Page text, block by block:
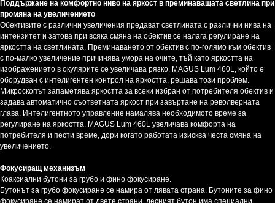
Поддържане на комфортно ниво на яркост в преминаващата светлина при
промяна на увеличението
Обективите с различни увеличения предават светлината с различни нива на
интензитет и затова при всяка смяна на обектив се налага регулиране на
яркостта на светлината. Преминаването от обектив с по-голямо към обектив
с по-малко увеличение причинява умора на очите, тъй като яркостта на
изображението в окулярите се увеличава рязко. MAGUS Lum 460L, който е
оборудван с интелигентен контрол на яркостта, решава този проблем.
Микроскопът запаметява яркостта за всеки избран от потребителя обектив и
задава автоматично съответната яркост при завъртане на револверната
глава. Интелигентното управление намалява необходимото време за
регулиране на яркостта. MAGUS Lum 460L увеличава комфорта на
потребителя и пести време, дори когато работата изисква честа смяна на
увеличението.
Фокусиращ механизъм
Коаксиални бутони за грубо и фино фокусиране.
Бутонът за грубо фокусиране се намира от лявата страна. Бутоните за фино